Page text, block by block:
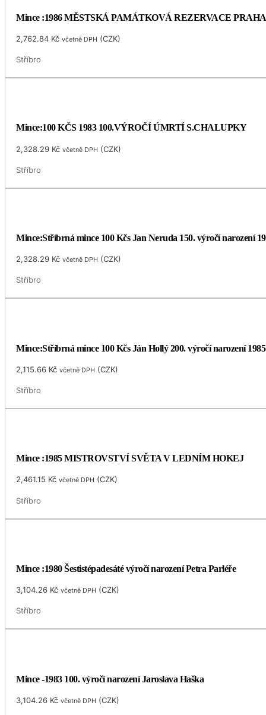
Mince :1986 MĚSTSKÁ PAMÁTKOVÁ REZERVACE PRAHA
2,762.84 Kč včetně DPH (CZK)
Stříbro
Mince:100 KČS 1983 100.VÝROČÍ ÚMRTÍ S.CHALUPKY
2,328.29 Kč včetně DPH (CZK)
Stříbro
Mince:Stříbrná mince 100 Kčs Jan Neruda 150. výročí narození
2,328.29 Kč včetně DPH (CZK)
Stříbro
Mince:Stříbrná mince 100 Kčs Ján Hollý 200. výročí narození 1985
2,115.66 Kč včetně DPH (CZK)
Stříbro
Mince :1985 MISTROVSTVÍ SVĚTA V LEDNÍM HOKEJ
2,461.15 Kč včetně DPH (CZK)
Stříbro
Mince :1980 Šestistépadesáté výročí narození Petra Parléře
3,104.26 Kč včetně DPH (CZK)
Stříbro
Mince -1983 100. výročí narození Jaroslava Haška
3,104.26 Kč včetně DPH (CZK)